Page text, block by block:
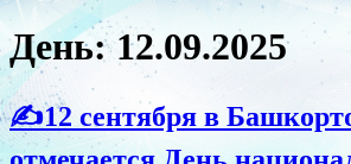
День:12.09.2025
✍12 сентября в